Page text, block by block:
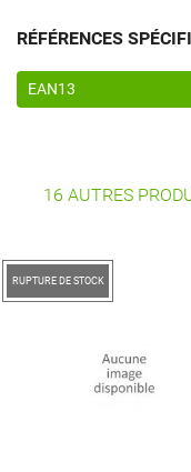
RÉFÉRENCES
EAN13
16 AUTRES
RUPTURE DE STOCK